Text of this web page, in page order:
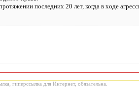
последних 20 лет, когда в ходе
гиперссылка для Интернет, обязательна.